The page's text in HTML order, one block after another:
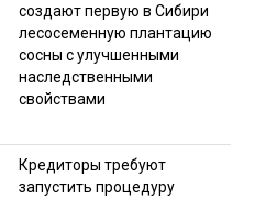
создают первую в Сибири
лесосеменную плантацию
сосны с улучшенными
наследственными
свойствами
Кредиторы требуют
запустить процедуру